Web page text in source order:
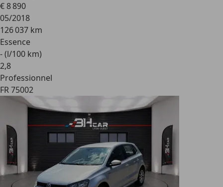
€ 8 890
05/2018
126 037 km
Essence
- (l/100 km)
2,8
Professionnel
FR 75002